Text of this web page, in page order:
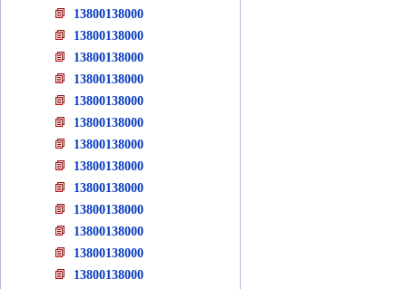
13800138000
13800138000
13800138000
13800138000
13800138000
13800138000
13800138000
13800138000
13800138000
13800138000
13800138000
13800138000
13800138000